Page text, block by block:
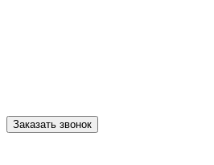
Заказать звонок